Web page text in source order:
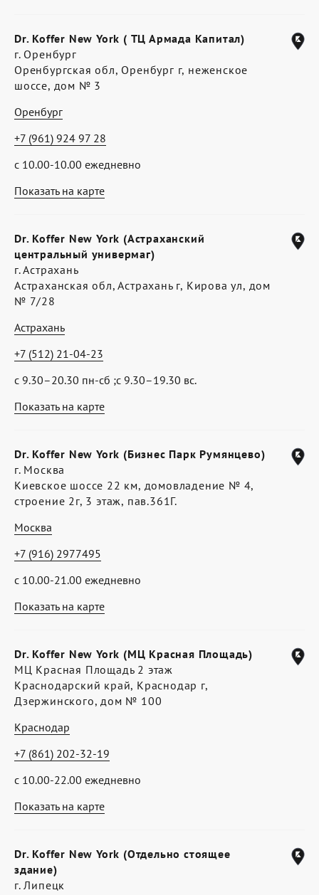
Показать на карте
Dr. Koffer New York ( ТЦ Армада Капитал)
г. Оренбург
Оренбургская обл, Оренбург г, неженское
шоссе, дом № 3
Оренбург
с 10.00-10.00 ежедневно
+7 (961) 924 97 28
Показать на карте
Dr. Koffer New York (Астраханский
центральный универмаг)
г. Астрахань
Астраханская обл, Астрахань г, Кирова ул, дом
№ 7/28
Астрахань
с 9.30–20.30 пн-сб ;с 9.30–19.30 вс.
+7 (512) 21-04-23
Показать на карте
Dr. Koffer New York (Бизнес Парк Румянцево)
г. Москва
Киевское шоссе 22 км, домовладение № 4,
строение 2г, 3 этаж, пав.361Г.
Москва
с 10.00-21.00 ежедневно
+7 (916) 2977495
Показать на карте
Dr. Koffer New York (МЦ Красная Площадь)
МЦ Красная Площадь 2 этаж
Краснодарский край, Краснодар г,
Дзержинского, дом № 100
Краснодар
с 10.00-22.00 ежедневно
+7 (861) 202-32-19
Dr. Koffer New York (Отдельно стоящее
здание)
г. Липецк